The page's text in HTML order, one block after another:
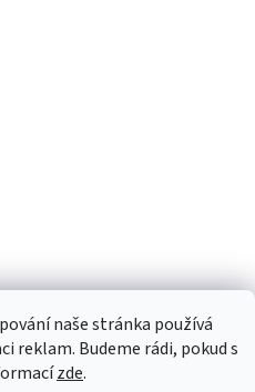
naše stránka používá
reklam. Budeme rádi, pokud s
zde.